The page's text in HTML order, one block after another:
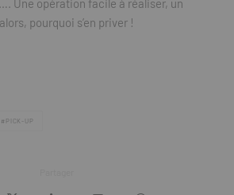
Une opération facile à réaliser, un
pourquoi s’en priver !
PICK-UP